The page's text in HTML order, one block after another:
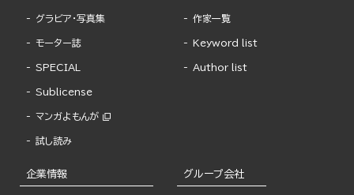
グラビア・写真集
モーター誌
SPECIAL
Sublicense
マンガよもんが
試し読み
作家一覧
Keyword list
Author list
企業情報 グループ会社